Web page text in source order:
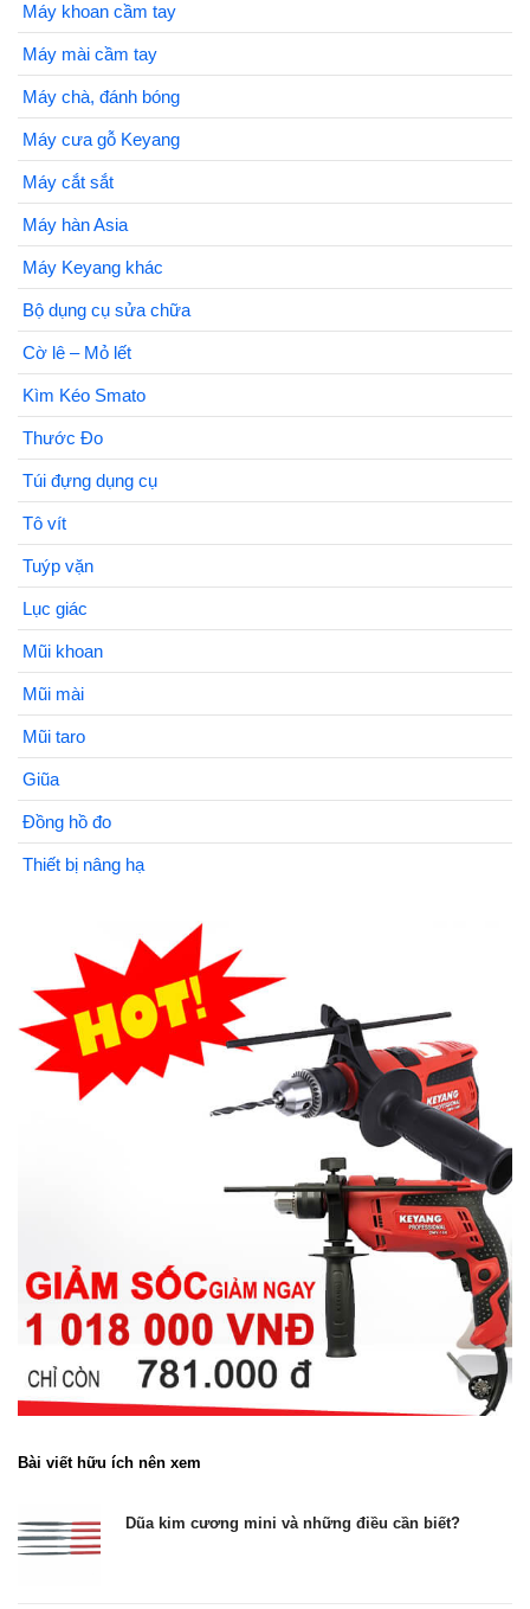
Máy khoan cầm tay
Máy mài cầm tay
Máy chà, đánh bóng
Máy cưa gỗ Keyang
Máy cắt sắt
Máy hàn Asia
Máy Keyang khác
Bộ dụng cụ sửa chữa
Cờ lê – Mỏ lết
Kìm Kéo Smato
Thước Đo
Túi đựng dụng cụ
Tô vít
Tuýp vặn
Lục giác
Mũi khoan
Mũi mài
Mũi taro
Giũa
Đồng hồ đo
Thiết bị nâng hạ
Bài viết hữu ích nên xem
Dũa kim cương mini và những điều cần biết?